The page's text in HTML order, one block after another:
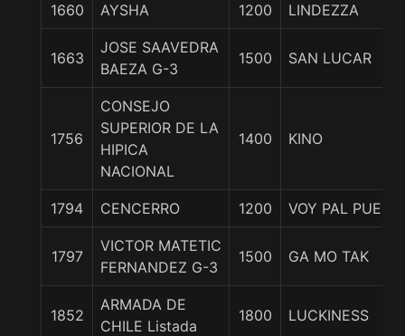
1660 AYSHA 1200 LINDEZZA
1663
JOSE SAAVEDRA
BAEZA G-3
1500 SAN LUCAR
1756
CONSEJO
SUPERIOR DE LA
HIPICA
NACIONAL
1400 KINO
1794 CENCERRO 1200 VOY PAL
1797
VICTOR MATETIC
FERNANDEZ G-3
1500 GA MO TAK
1852
ARMADA DE
CHILE Listada
1800 LUCKINESS